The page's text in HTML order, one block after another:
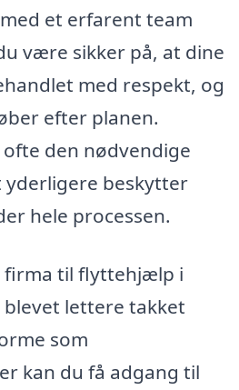
et erfarent team
være sikker på, at dine
med respekt, og
efter planen.
den nødvendige
beskytter
hele processen.
til flyttehjælp i
blevet lettere takket
som
kan du få adgang til